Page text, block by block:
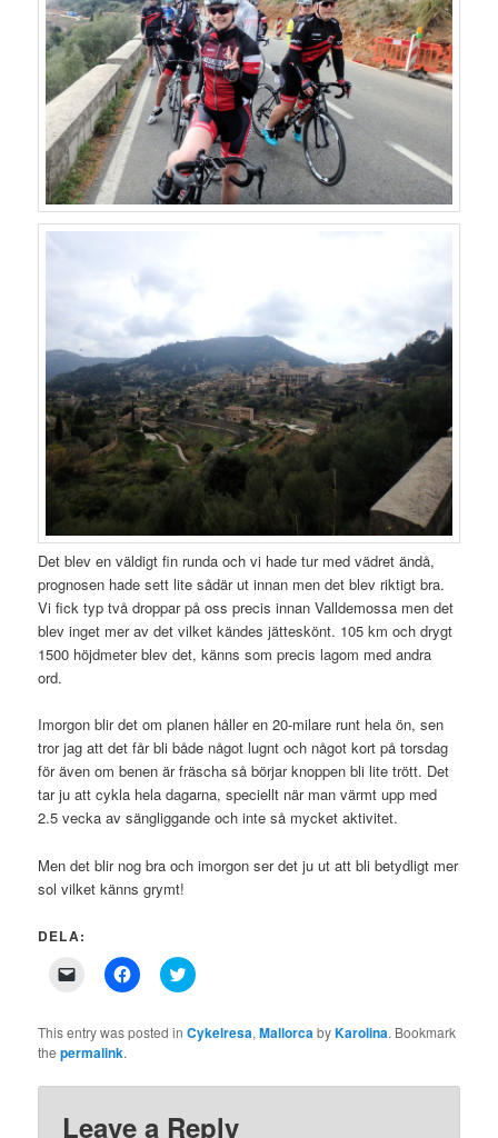
Det blev en väldigt fin runda och vi hade tur med vädret ändå,
prognosen hade sett lite sådär ut innan men det blev riktigt bra.
Vi fick typ två droppar på oss precis innan Valldemossa men det
blev inget mer av det vilket kändes jätteskönt. 105 km och drygt
1500 höjdmeter blev det, känns som precis lagom med andra
ord.
Imorgon blir det om planen håller en 20-milare runt hela ön, sen
tror jag att det får bli både något lugnt och något kort på torsdag
för även om benen är fräscha så börjar knoppen bli lite trött. Det
tar ju att cykla hela dagarna, speciellt när man värmt upp med
2.5 vecka av sängliggande och inte så mycket aktivitet.
Men det blir nog bra och imorgon ser det ju ut att bli betydligt mer
sol vilket känns grymt!
DELA:
Click
link
to
a
(Opens
window)
Click
to
Facebook
(Opens
window)
Click
to
Twitter
(Opens
window)
This entry was posted inCykelresa,MallorcabyKarolina. Bookmark
thepermalink.
Leave a Reply